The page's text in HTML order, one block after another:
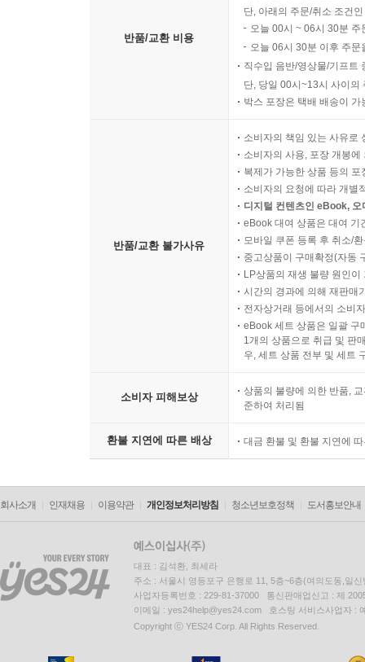
반품/교환 비용
단, 아래의 주문/취소 조건
오늘 00시 ~ 06시 30분
오늘 06시 30분 이후 주
직수입 음반/영상물/기프트
단, 당일 00시~13시 사이의
박스 포장은 택배 배송이
반품/교환 불가사유
소비자의 책임 있는 사유로
소비자의 사용, 포장 개봉
복제가 가능한 상품 등의
소비자의 요청에 따라 개별
디지털 컨텐츠인 eBook,
eBook 대여 상품은 대여 기
모바일 쿠폰 등록 후 취소/
중고상품이 구매확정(자동
LP상품의 재생 불량 원인
시간의 경과에 의해 재판매
전자상거래 등에서의 소비
eBook 세트 상품은 일괄 구
1개의 상품으로 취급 및 판
우, 세트 상품 전부 및 세트
소비자 피해보상
상품의 불량에 의한 반품,
준하여 처리됨
환불 지연에 따른 배상 대금 환불 및 환불 지연에
회사소개 인재채용 이용약관 개인정보처리방침 청소년보호정책 도서홍보안내
대표 : 김석환, 최세라
주소 : 서울시 영등포구 은행로 11, 5층~6층(여의도동,일신
사업자등록번호 : 229-81-37000 통신판매업신고 : 제
이메일 : yes24help@yes24.com 호스팅 서비스사업자 :
Copyright ⓒ YES24 Corp. All Rights Reserved.